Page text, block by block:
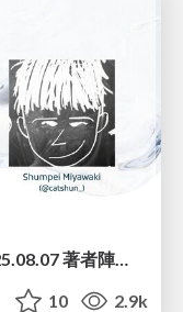
AIエージェントを現場で使う / 2025.08.07 著者陣に聞く！現場で活用するためのAIエージェント実践入門（Findyランチセッション）
10 2.9k